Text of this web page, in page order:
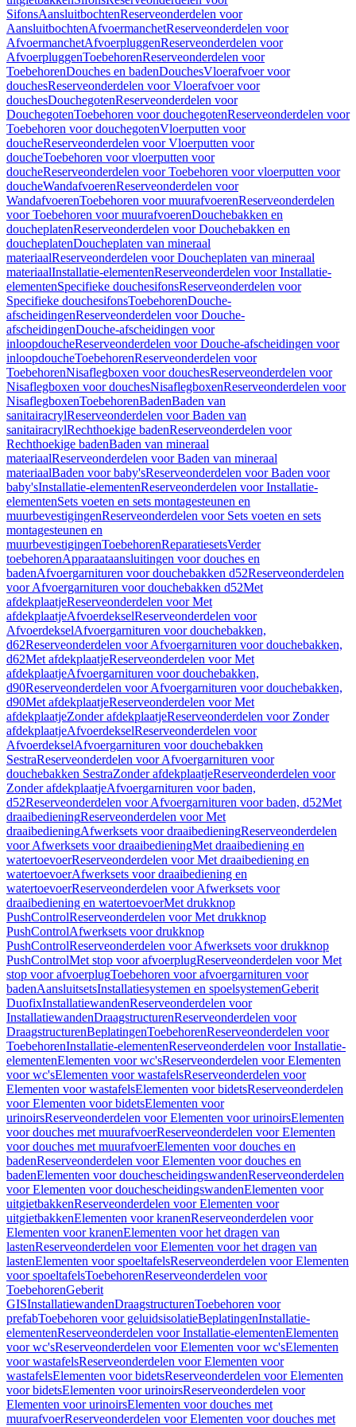
SifonsAansluitbochtenReserveonderdelen voor
AansluitbochtenAfvoermanchetReserveonderdelen voor
AfvoermanchetAfvoerpluggenReserveonderdelen voor
AfvoerpluggenToebehorenReserveonderdelen voor
ToebehorenDouches en badenDouchesVloerafvoer voor
douchesReserveonderdelen voor Vloerafvoer voor
douchesDouchegotenReserveonderdelen voor
DouchegotenToebehoren voor douchegotenReserveonderdelen voor
Toebehoren voor douchegotenVloerputten voor
doucheReserveonderdelen voor Vloerputten voor
doucheToebehoren voor vloerputten voor
doucheReserveonderdelen voor Toebehoren voor vloerputten voor
doucheWandafvoerenReserveonderdelen voor
WandafvoerenToebehoren voor muurafvoerenReserveonderdelen
voor Toebehoren voor muurafvoerenDouchebakken en
doucheplatenReserveonderdelen voor Douchebakken en
doucheplatenDoucheplaten van mineraal
materiaalReserveonderdelen voor Doucheplaten van mineraal
materiaalInstallatie-elementenReserveonderdelen voor Installatie-
elementenSpecifieke douchesifonsReserveonderdelen voor
Specifieke douchesifonsToebehorenDouche-
afscheidingenReserveonderdelen voor Douche-
afscheidingenDouche-afscheidingen voor
inloopdoucheReserveonderdelen voor Douche-afscheidingen voor
inloopdoucheToebehorenReserveonderdelen voor
ToebehorenNisaflegboxen voor douchesReserveonderdelen voor
Nisaflegboxen voor douchesNisaflegboxenReserveonderdelen voor
NisaflegboxenToebehorenBadenBaden van
sanitairacrylReserveonderdelen voor Baden van
sanitairacrylRechthoekige badenReserveonderdelen voor
Rechthoekige badenBaden van mineraal
materiaalReserveonderdelen voor Baden van mineraal
materiaalBaden voor baby'sReserveonderdelen voor Baden voor
baby'sInstallatie-elementenReserveonderdelen voor Installatie-
elementenSets voeten en sets montagesteunen en
muurbevestigingenReserveonderdelen voor Sets voeten en sets
montagesteunen en
muurbevestigingenToebehorenReparatiesetsVerder
toebehorenApparaataansluitingen voor douches en
badenAfvoergarnituren voor douchebakken d52Reserveonderdelen
voor Afvoergarnituren voor douchebakken d52Met
afdekplaatjeReserveonderdelen voor Met
afdekplaatjeAfvoerdekselReserveonderdelen voor
AfvoerdekselAfvoergarnituren voor douchebakken,
d62Reserveonderdelen voor Afvoergarnituren voor douchebakken,
d62Met afdekplaatjeReserveonderdelen voor Met
afdekplaatjeAfvoergarnituren voor douchebakken,
d90Reserveonderdelen voor Afvoergarnituren voor douchebakken,
d90Met afdekplaatjeReserveonderdelen voor Met
afdekplaatjeZonder afdekplaatjeReserveonderdelen voor Zonder
afdekplaatjeAfvoerdekselReserveonderdelen voor
AfvoerdekselAfvoergarnituren voor douchebakken
SestraReserveonderdelen voor Afvoergarnituren voor
douchebakken SestraZonder afdekplaatjeReserveonderdelen voor
Zonder afdekplaatjeAfvoergarnituren voor baden,
d52Reserveonderdelen voor Afvoergarnituren voor baden, d52Met
draaibedieningReserveonderdelen voor Met
draaibedieningAfwerksets voor draaibedieningReserveonderdelen
voor Afwerksets voor draaibedieningMet draaibediening en
watertoevoerReserveonderdelen voor Met draaibediening en
watertoevoerAfwerksets voor draaibediening en
watertoevoerReserveonderdelen voor Afwerksets voor
draaibediening en watertoevoerMet drukknop
PushControlReserveonderdelen voor Met drukknop
PushControlAfwerksets voor drukknop
PushControlReserveonderdelen voor Afwerksets voor drukknop
PushControlMet stop voor afvoerplugReserveonderdelen voor Met
stop voor afvoerplugToebehoren voor afvoergarnituren voor
badenAansluitsetsInstallatiesystemen en spoelsystemenGeberit
DuofixInstallatiewandenReserveonderdelen voor
InstallatiewandenDraagstructurenReserveonderdelen voor
DraagstructurenBeplatingenToebehorenReserveonderdelen voor
ToebehorenInstallatie-elementenReserveonderdelen voor Installatie-
elementenElementen voor wc'sReserveonderdelen voor Elementen
voor wc'sElementen voor wastafelsReserveonderdelen voor
Elementen voor wastafelsElementen voor bidetsReserveonderdelen
voor Elementen voor bidetsElementen voor
urinoirsReserveonderdelen voor Elementen voor urinoirsElementen
voor douches met muurafvoerReserveonderdelen voor Elementen
voor douches met muurafvoerElementen voor douches en
badenReserveonderdelen voor Elementen voor douches en
badenElementen voor douchescheidingswandenReserveonderdelen
voor Elementen voor douchescheidingswandenElementen voor
uitgietbakkenReserveonderdelen voor Elementen voor
uitgietbakkenElementen voor kranenReserveonderdelen voor
Elementen voor kranenElementen voor het dragen van
lastenReserveonderdelen voor Elementen voor het dragen van
lastenElementen voor spoeltafelsReserveonderdelen voor Elementen
voor spoeltafelsToebehorenReserveonderdelen voor
ToebehorenGeberit
GISInstallatiewandenDraagstructurenToebehoren voor
prefabToebehoren voor geluidsisolatieBeplatingenInstallatie-
elementenReserveonderdelen voor Installatie-elementenElementen
voor wc'sReserveonderdelen voor Elementen voor wc'sElementen
voor wastafelsReserveonderdelen voor Elementen voor
wastafelsElementen voor bidetsReserveonderdelen voor Elementen
voor bidetsElementen voor urinoirsReserveonderdelen voor
Elementen voor urinoirsElementen voor douches met
muurafvoerReserveonderdelen voor Elementen voor douches met